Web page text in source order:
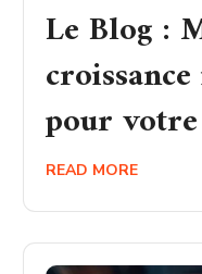
Le Blog :
pour
READ MORE